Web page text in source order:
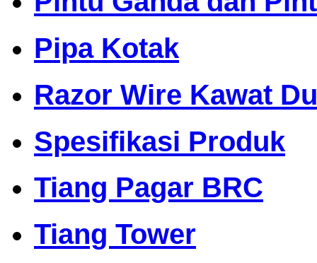
Pipa Kotak
Razor Wire Kawat
Spesifikasi Produk
Tiang Pagar BRC
Tiang Tower